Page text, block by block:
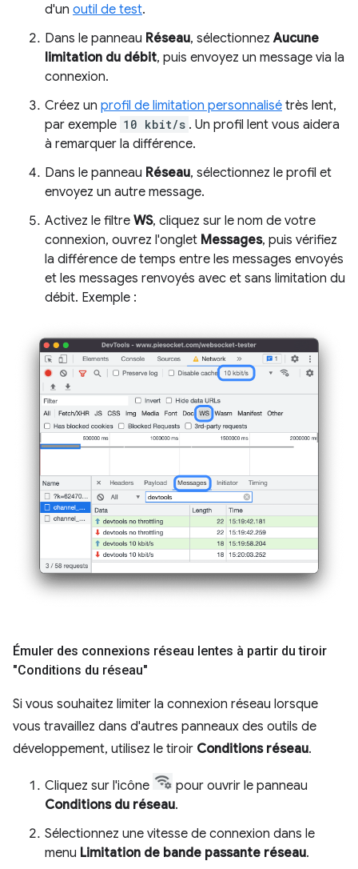
d'un outil de test.
Dans le panneau Réseau, sélectionnezAucune
limitation du débit, puis envoyez un message via la
connexion.
Créez un profil de limitation personnalisé très lent,
par exemple 10 kbit/s . Un profil lent vous aidera
à remarquer la différence.
Dans le panneau Réseau, sélectionnez le profil et
envoyez un autre message.
Activez le filtre WS, cliquez sur le nom de votre
connexion, ouvrez l'onglet Messages, puis vérifiez
la différence de temps entre les messages envoyés
et les messages renvoyés avec et sans limitation du
débit. Exemple :
Émuler des connexions réseau lentes à partir du tiroir
"Conditions du réseau"
Si vous souhaitez limiter la connexion réseau lorsque
vous travaillez dans d'autres panneaux des outils de
développement, utilisez le tiroir Conditions réseau.
Cliquez sur l'icône
pour ouvrir le panneau
Conditions du réseau.
Sélectionnez une vitesse de connexion dans le
menu Limitation de bande passante réseau.